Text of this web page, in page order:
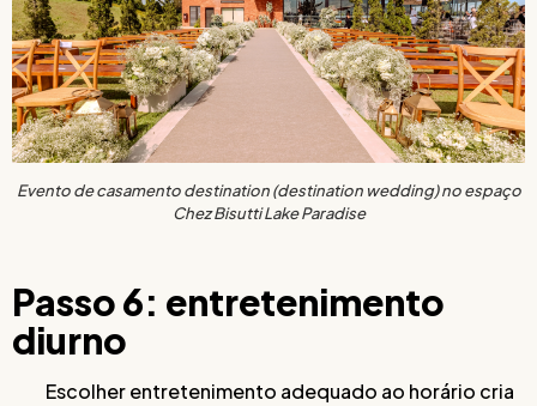
Evento de casamento destination (destination wedding) no espaço
Chez Bisutti Lake Paradise
Passo 6: entretenimento
diurno
Escolher entretenimento adequado ao horário cria